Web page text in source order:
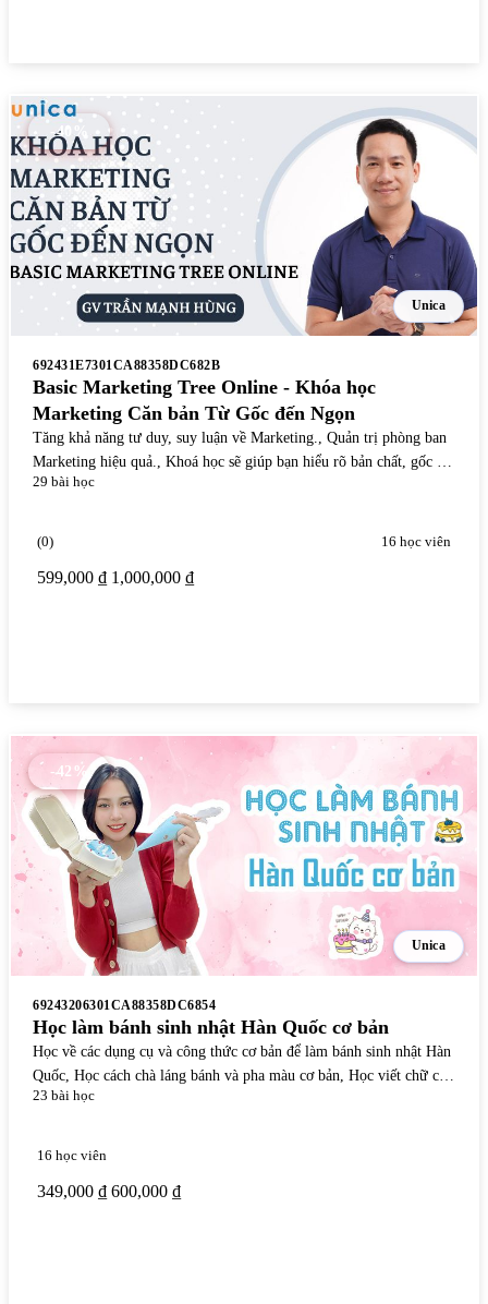
-40%
Unica
692431E7301CA88358DC682B
Basic Marketing Tree Online - Khóa học
Marketing Căn bản Từ Gốc đến Ngọn
Tăng khả năng tư duy, suy luận về Marketing., Quản trị phòng ban
Marketing hiệu quả., Khoá học sẽ giúp bạn hiểu rõ bản chất, gốc rễ,
kiến thức nền tảng của Marketing.
29 bài học
(0) 16 học viên
599,000 ₫ 1,000,000 ₫
-42%
Unica
69243206301CA88358DC6854
Học làm bánh sinh nhật Hàn Quốc cơ bản
Học về các dụng cụ và công thức cơ bản để làm bánh sinh nhật Hàn
Quốc, Học cách chà láng bánh và pha màu cơ bản, Học viết chữ cơ
bản bằng kem Topping
23 bài học
16 học viên
349,000 ₫ 600,000 ₫